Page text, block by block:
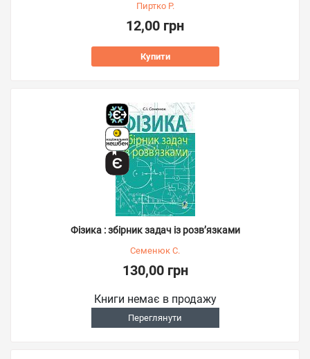
Пиртко Р.
12,00 грн
Купити
Фізика : збірник задач із розв’язками
Семенюк С.
130,00 грн
Книги немає в продажу
Переглянути